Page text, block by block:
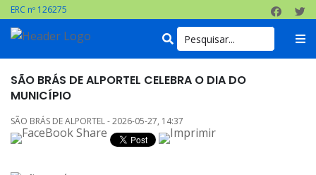
ERC nº 126275
SÃO BRÁS DE ALPORTEL CELEBRA O DIA DO
MUNICÍPIO
SÃO BRÁS DE ALPORTEL - 2026-05-27, 14:37